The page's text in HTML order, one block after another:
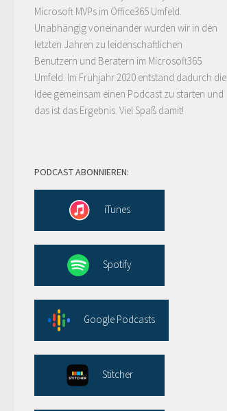
Microsoft MVPs im Office365 Umfeld.
Unabhängig voneinander wurden wir in den
letzten Jahren zu leidenschaftlichen
Benutzern und Beratern im Microsoft365
Umfeld. Im Frühjahr 2020 entstand dadurch die
Idee gemeinsam einen Podcast zu starten und
das ist das Ergebnis. Viel Spaß damit!
PODCAST ABONNIEREN:
iTunes
Spotify
Google Podcasts
Stitcher